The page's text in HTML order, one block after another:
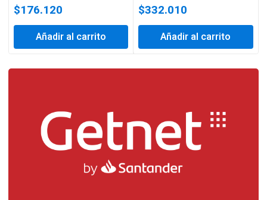
$176.120
Añadir al carrito
$332.010
Añadir al carrito